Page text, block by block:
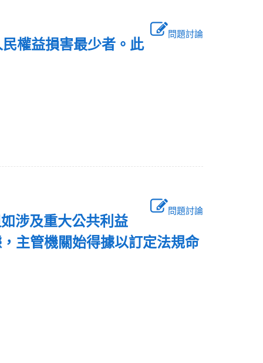
問題討論
權益損害最少者。此
問題討論
涉及重大公共利益
主管機關始得據以訂定法規命